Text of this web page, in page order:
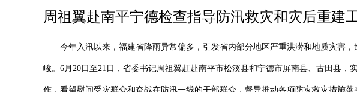
周祖翼赴南平宁德检查指导防汛救灾和灾后重建
今年入汛以来，福建省降雨异常偏多，引发省内部分地区严重洪涝和地质灾害
峻。6月20日至21日，省委书记周祖翼赶赴南平市松溪县和宁德市屏南县、古田县，
作，看望慰问受灾群众和奋战在防汛一线的干部群众，督导推动各项防灾救灾措施